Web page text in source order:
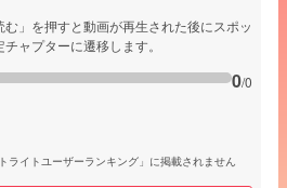
む」を押すと動画が再生された後にスポッ
チャプターに遷移します。
0/0
ライトユーザーランキング」に掲載されません